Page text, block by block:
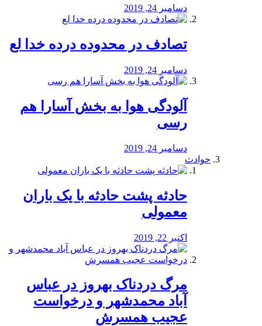
دسامبر 24, 2019
تصادف در محدوده درده خدا لع
دسامبر 24, 2019
آلودگی هوا به بخش آسارا هم
رسی
دسامبر 24, 2019
حوادث
️حادثه پشت حادثه با یک باران
معمولی
اکتبر 22, 2019
مرگ دردناک بهروز در عباس
آباد محمدشهر و درخواست
عجیب همسرش